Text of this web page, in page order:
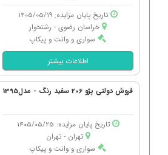
تاریخ پایان مزایده: 1405/05/19
خراسان رضوی - رشتخوار
سواری و وانت و پیکاپ
اطلاعات بیشتر
فروش دولتی پژو 206 سفید رنگ - مدل1395
تاریخ پایان مزایده: 1405/05/25
تهران - تهران
سواری و وانت و پیکاپ